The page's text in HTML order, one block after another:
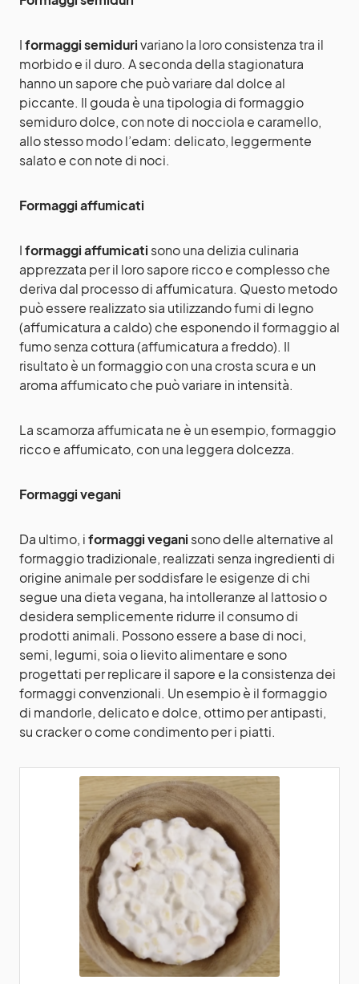
Iformaggi semidurivariano la loro consistenza tra il
morbido e il duro. A seconda della stagionatura
hanno un sapore che può variare dal dolce al
piccante. Il gouda è una tipologia di formaggio
semiduro dolce, con note di nocciola e caramello,
allo stesso modo l’edam: delicato, leggermente
salato e con note di noci.
Formaggi affumicati
Iformaggi affumicati sono una delizia culinaria
apprezzata per il loro sapore ricco e complesso che
deriva dal processo di affumicatura. Questo metodo
può essere realizzato sia utilizzando fumi di legno
(affumicatura a caldo) che esponendo il formaggio al
fumo senza cottura (affumicatura a freddo). Il
risultato è un formaggio con una crosta scura e un
aroma affumicato che può variare in intensità.
La scamorza affumicata ne è un esempio, formaggio
ricco e affumicato, con una leggera dolcezza.
Formaggi vegani
Da ultimo, iformaggi vegani sono delle alternative al
formaggio tradizionale, realizzati senza ingredienti di
origine animale per soddisfare le esigenze di chi
segue una dieta vegana, ha intolleranze al lattosio o
desidera semplicemente ridurre il consumo di
prodotti animali. Possono essere a base di noci,
semi, legumi, soia o lievito alimentare e sono
progettati per replicare il sapore e la consistenza dei
formaggi convenzionali. Un esempio è il formaggio
di mandorle, delicato e dolce, ottimo per antipasti,
su cracker o come condimento per i piatti.